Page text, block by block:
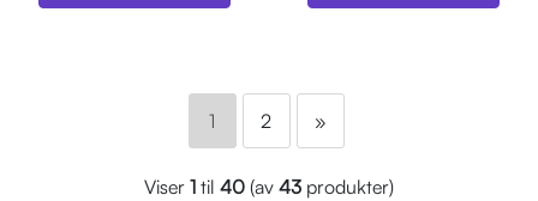
1 2 »
Viser 1 til 40 (av 43 produkter)